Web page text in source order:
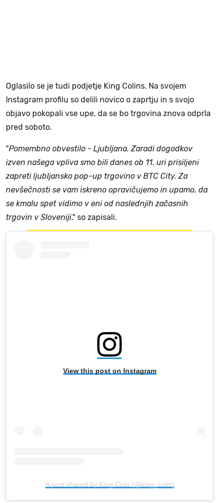
Oglasilo se je tudi podjetje King Colins. Na svojem
Instagram profilu so delili novico o zaprtju in s svojo
objavo pokopali vse upe, da se bo trgovina znova odprla
pred soboto.
"Pomembno obvestilo - Ljubljana. Zaradi dogodkov
izven našega vpliva smo bili danes ob 11. uri prisiljeni
zapreti ljubljansko pop-up trgovino v BTC City. Za
nevšečnosti se vam iskreno opravičujemo in upamo, da
se kmalu spet vidimo v eni od naslednjih začasnih
trgovin v Sloveniji," so zapisali.
View this post on Instagram
A post shared by King Colis (@king_colis)